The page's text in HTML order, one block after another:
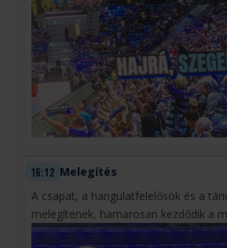
16:12 Melegítés
A csapat, a hangulatfelelősök és a
melegítenek, hamarosan kezdődik a